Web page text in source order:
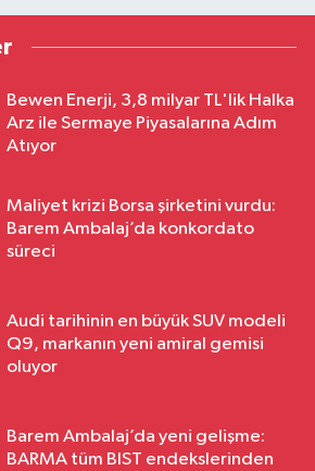
Bewen Enerji, 3,8 milyar TL'lik Halka
Arz ile Sermaye Piyasalarına Adım
Atıyor
Maliyet krizi Borsa şirketini vurdu:
Barem Ambalaj’da konkordato
süreci
Audi tarihinin en büyük SUV modeli
Q9, markanın yeni amiral gemisi
oluyor
Barem Ambalaj’da yeni gelişme:
BARMA tüm BIST endekslerinden